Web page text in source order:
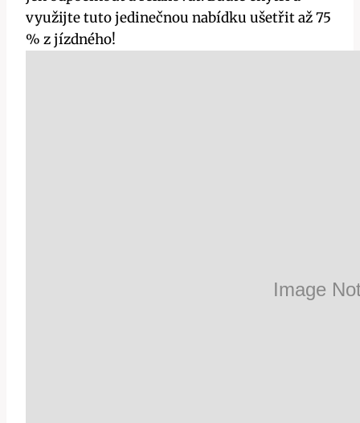
využijte tuto jedinečnou nabídku ušetřit až 75
% z jízdného!